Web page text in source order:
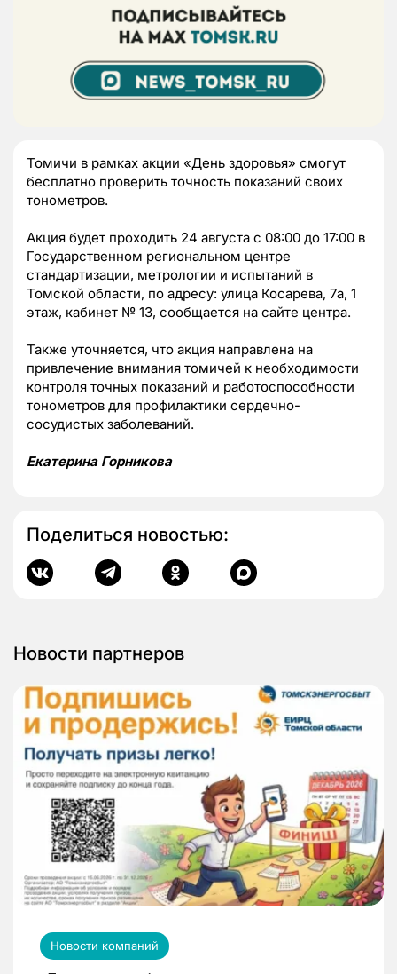
Томичи в рамках акции «День здоровья» смогут
бесплатно проверить точность показаний своих
тонометров.
Акция будет проходить 24 августа с 08:00 до 17:00 в
Государственном региональном центре
стандартизации, метрологии и испытаний в
Томской области, по адресу: улица Косарева, 7а, 1
этаж, кабинет № 13, сообщается на сайте центра.
Также уточняется, что акция направлена на
привлечение внимания томичей к необходимости
контроля точных показаний и работоспособности
тонометров для профилактики сердечно-
сосудистых заболеваний.
Екатерина Горникова
Поделиться новостью:
Новости партнеров
Новости компаний